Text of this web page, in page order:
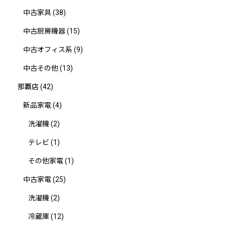
中古家具(38)
中古厨房機器(15)
中古オフィス系 (9)
中古その他(13)
那覇店(42)
新品家電(4)
洗濯機 (2)
テレビ (1)
その他家電(1)
中古家電(25)
洗濯機 (2)
冷蔵庫(12)